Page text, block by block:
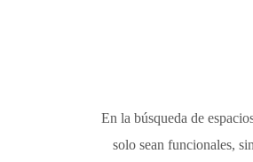
En la búsqueda de
solo sean funcionales,